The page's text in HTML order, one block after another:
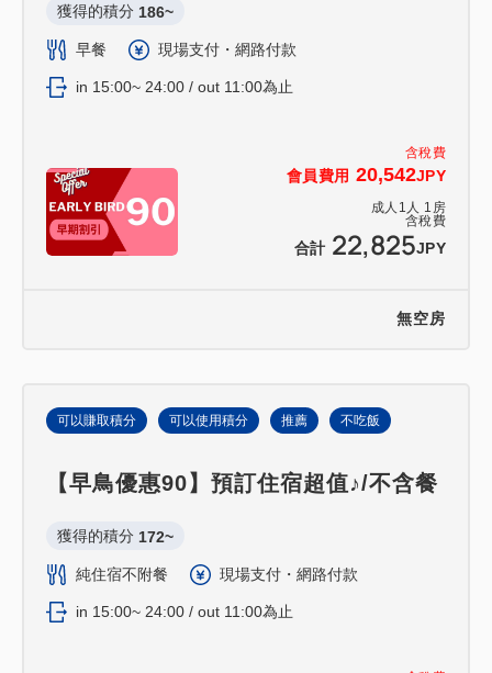
含稅費
會員費用 20,542JPY
成人 1 人 1 房
含稅費
合計 22,825JPY
獲得的積分 186~
早餐 現場支付・網路付款
in 15:00~ 24:00 / out 11:00為止
無空房
可以賺取積分 可以使用積分 推薦 不吃飯
【早鳥優惠90】預訂住宿超值♪/不含餐
獲得的積分 172~
純住宿不附餐 現場支付・網路付款
in 15:00~ 24:00 / out 11:00為止